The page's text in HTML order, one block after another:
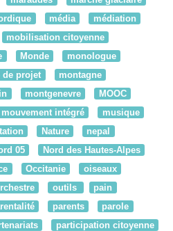
média
médiation
mobilisation citoyenne
Monde
monologue
de projet
montagne
montgenevre
MOOC
mouvement intégré
musique
Nature
nepal
05
Nord des Hautes-Alpes
Occitanie
oiseaux
outils
pain
parents
parole
participation citoyenne